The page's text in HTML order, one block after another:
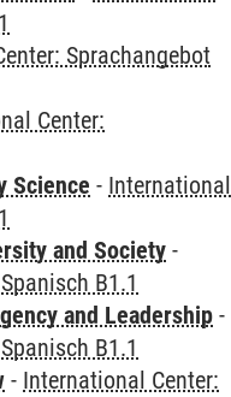
Sprachangebot
Center:
Science - International
and Society -
Spanisch B1.1
and Leadership -
Spanisch B1.1
- International Center: